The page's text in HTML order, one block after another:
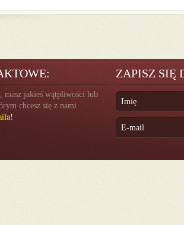
masz jakieś wątpliwości lub
chcesz się z nami
ZAPISZ SIĘ